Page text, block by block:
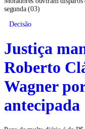
Moradores ouviram
segunda (03)
Justiça
Roberto
Wagner
antecipada